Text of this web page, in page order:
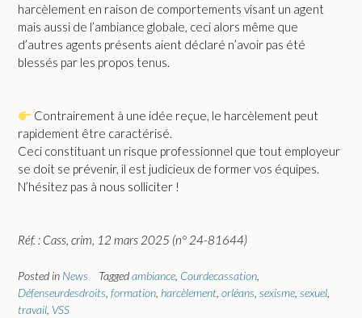
harcèlement en raison de comportements visant un agent
mais aussi de l’ambiance globale, ceci alors même que
d’autres agents présents aient déclaré n’avoir pas été
blessés par les propos tenus.
Contrairement à une idée reçue, le harcèlement peut
rapidement être caractérisé.
Ceci constituant un risque professionnel que tout employeur
se doit se prévenir, il est judicieux de former vos équipes.
N’hésitez pas à nous solliciter !
Réf. : Cass, crim, 12 mars 2025 (n° 24-81644)
Posted in News Taggedambiance Courdecassation
Défenseurdesdroits formation harcèlement orléans sexisme sexuel
travail VSS